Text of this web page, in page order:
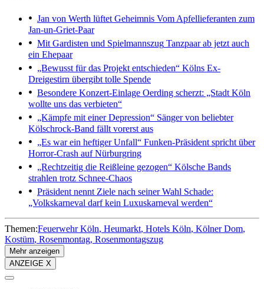
Jan von Werth lüftet Geheimnis Vom Apfellieferanten zum
Jan-un-Griet-Paar
Mit Gardisten und Spielmannszug Tanzpaar ab jetzt auch
ein Ehepaar
„Bewusst für das Projekt entschieden“ Kölns Ex-
Dreigestirn übergibt tolle Spende
Besondere Konzert-Einlage Oerding scherzt: „Stadt Köln
wollte uns das verbieten“
„Kämpfe mit einer Depression“ Sänger von beliebter
Kölschrock-Band fällt vorerst aus
„Es war ein heftiger Unfall“ Funken-Präsident spricht über
Horror-Crash auf Nürburgring
„Rechtzeitig die Reißleine gezogen“ Kölsche Bands
strahlen trotz Schnee-Chaos
Präsident nennt Ziele nach seiner Wahl Schade:
„Volkskarneval darf kein Luxuskarneval werden“
Themen:Feuerwehr Köln Heumarkt Hotels Köln Kölner Dom
Kostüm Rosenmontag Rosenmontagszug
Mehr anzeigen
ANZEIGE X